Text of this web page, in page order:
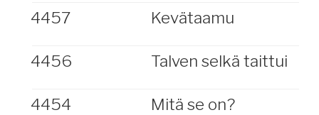
4457 Kevätaamu
4456 Talven selkä taittui
4454 Mitä se on?